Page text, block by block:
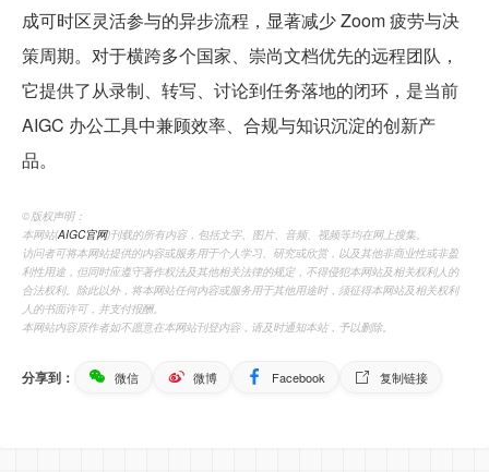
成可时区灵活参与的异步流程，显著减少 Zoom 疲劳与决
策周期。对于横跨多个国家、崇尚文档优先的远程团队，
它提供了从录制、转写、讨论到任务落地的闭环，是当前
AIGC 办公工具中兼顾效率、合规与知识沉淀的创新产
品。
©️版权声明：
本网站(AIGC官网)刊载的所有内容，包括文字、图片、音频、视频等均在网上搜集。
访问者可将本网站提供的内容或服务用于个人学习、研究或欣赏，以及其他非商业性或非盈
利性用途，但同时应遵守著作权法及其他相关法律的规定，不得侵犯本网站及相关权利人的
合法权利。除此以外，将本网站任何内容或服务用于其他用途时，须征得本网站及相关权利
人的书面许可，并支付报酬。
本网站内容原作者如不愿意在本网站刊登内容，请及时通知本站，予以删除。
分享到： 微信 微博 Facebook 复制链接